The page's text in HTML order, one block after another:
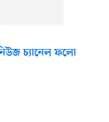
চ্যানেল ফলো